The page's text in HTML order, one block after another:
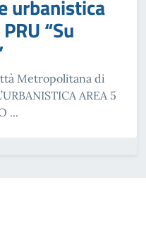
urbanistica
“Su
Metropolitana di
AREA 5
...